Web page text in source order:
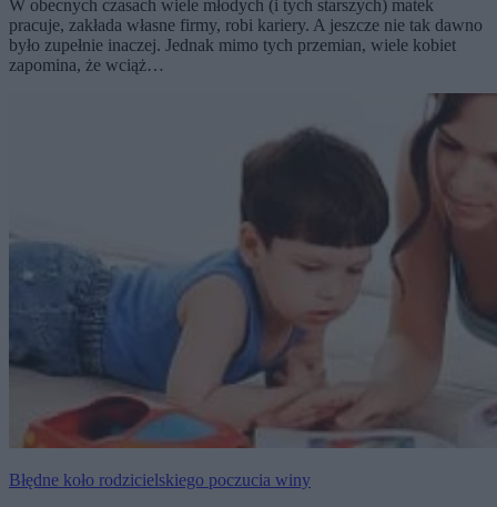
W obecnych czasach wiele młodych (i tych starszych) matek
pracuje, zakłada własne firmy, robi kariery. A jeszcze nie tak dawno
było zupełnie inaczej. Jednak mimo tych przemian, wiele kobiet
zapomina, że wciąż…
Błędne koło rodzicielskiego poczucia winy